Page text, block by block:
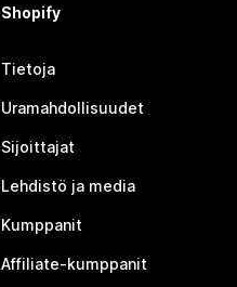
Shopify
Tietoja
Uramahdollisuudet
Sijoittajat
Lehdistö ja media
Kumppanit
Affiliate-kumppanit